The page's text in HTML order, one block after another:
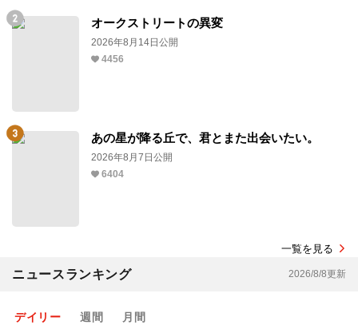
オークストリートの異変
2026年8月14日公開
4456
あの星が降る丘で、君とまた出会いたい。
2026年8月7日公開
6404
一覧を見る
ニュースランキング 2026/8/8更新
デイリー 週間 月間